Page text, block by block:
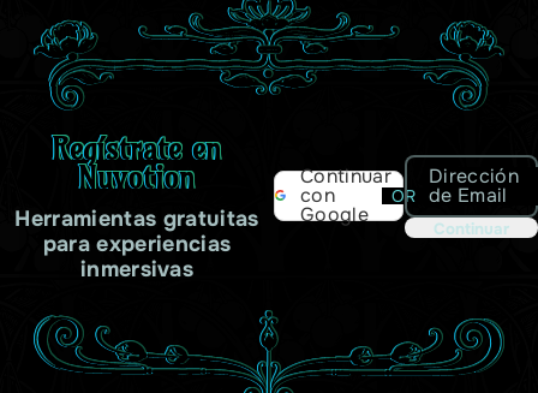
Regístrate en
Nuvotion
Herramientas gratuitas
para experiencias
inmersivas
Continuar
con
Google
OR
Dirección
de Email
Continuar